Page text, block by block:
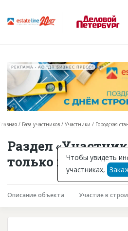
Горячие объекты
База строящихся объектов
Инвестпроекты
Глоссарий
РЕКЛАМА • АО "ДП БИЗНЕС ПРЕСС"
База участников Участники Городская
Раздел
только
Описание объекта Участие в
Чтобы увидеть
участниках,